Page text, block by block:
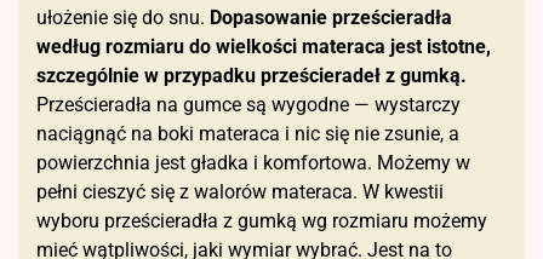
ułożenie się do snu. Dopasowanie prześcieradła
według rozmiaru do wielkości materaca jest istotne,
szczególnie w przypadku prześcieradeł z gumką.
Prześcieradła na gumce są wygodne — wystarczy
naciągnąć na boki materaca i nic się nie zsunie, a
powierzchnia jest gładka i komfortowa. Możemy w
pełni cieszyć się z walorów materaca. W kwestii
wyboru prześcieradła z gumką wg rozmiaru możemy
mieć wątpliwości, jaki wymiar wybrać. Jest na to